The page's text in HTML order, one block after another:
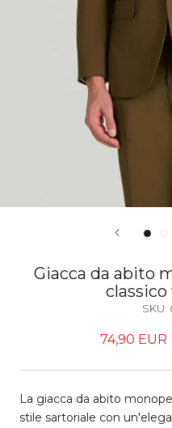
Giacca da abito
SKU:
74,90 EUR
La giacca da abito
stile sartoriale con